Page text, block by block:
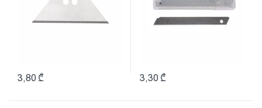
3,80₾ 3,30₾